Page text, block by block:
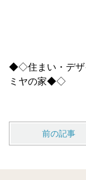
◆◇住まい・デ
ミヤの家◆◇
前の記事